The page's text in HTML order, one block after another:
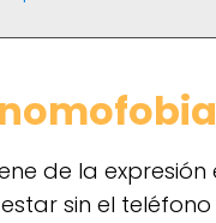
de la
sin el